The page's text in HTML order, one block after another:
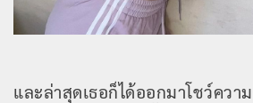
และล่าสุดเธอก็ได้ออกมาโชว์คว